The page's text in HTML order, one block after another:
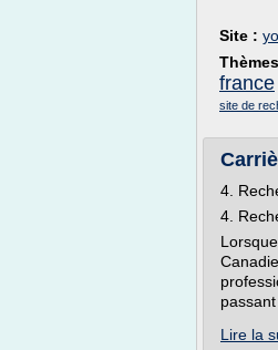
Site :
france
site de
4.
4.
Lire la